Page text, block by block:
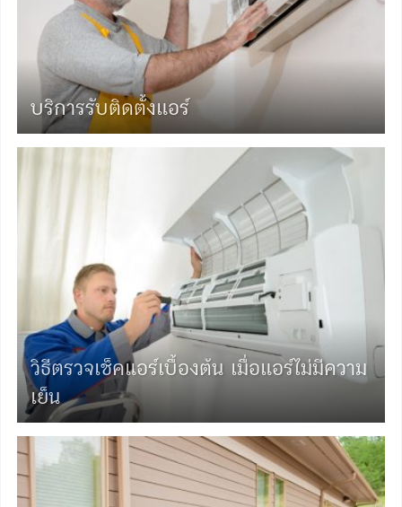
บริการรับติดตั้งแอร์
วิธีตรวจเช็คแอร์เบื้องต้น เมื่อแอร์ไม่มีความ
เย็น